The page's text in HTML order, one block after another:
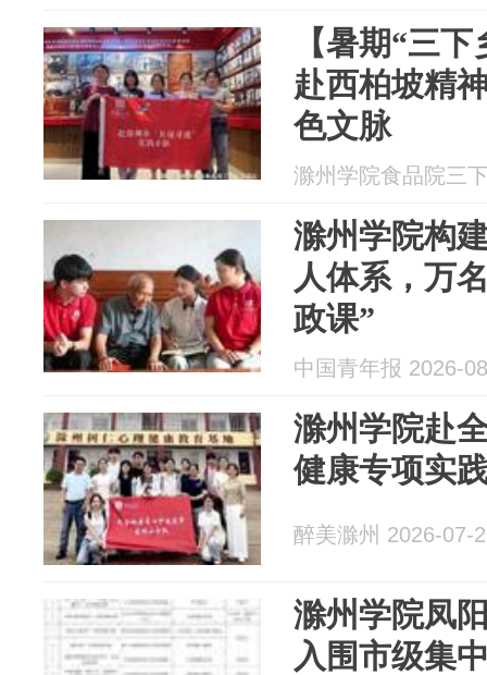
【暑期“三
赴西柏坡精
色文脉
滁州学院食品院三
滁州学院构
人体系，万
政课”
中国青年报 2026-
滁州学院赴
健康专项实
醉美滁州 2026-07-
滁州学院凤
入围市级集